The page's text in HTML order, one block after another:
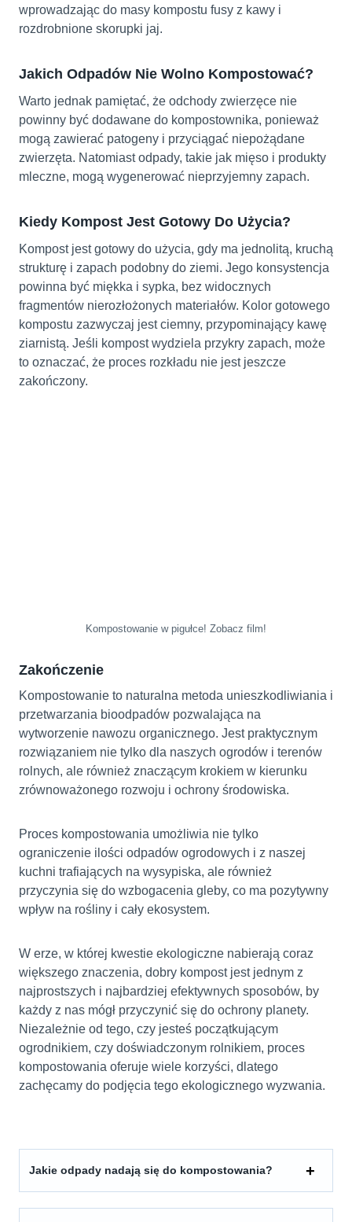
wprowadzając do masy kompostu fusy z kawy i
rozdrobnione skorupki jaj.
Jakich Odpadów Nie Wolno Kompostować?
Warto jednak pamiętać, że odchody zwierzęce nie
powinny być dodawane do kompostownika, ponieważ
mogą zawierać patogeny i przyciągać niepożądane
zwierzęta. Natomiast odpady, takie jak mięso i produkty
mleczne, mogą wygenerować nieprzyjemny zapach.
Kiedy Kompost Jest Gotowy Do Użycia?
Kompost jest gotowy do użycia, gdy ma jednolitą, kruchą
strukturę i zapach podobny do ziemi. Jego konsystencja
powinna być miękka i sypka, bez widocznych
fragmentów nierozłożonych materiałów. Kolor gotowego
kompostu zazwyczaj jest ciemny, przypominający kawę
ziarnistą. Jeśli kompost wydziela przykry zapach, może
to oznaczać, że proces rozkładu nie jest jeszcze
zakończony.
Kompostowanie w pigułce! Zobacz film!
Zakończenie
Kompostowanie to naturalna metoda unieszkodliwiania i
przetwarzania bioodpadów pozwalająca na
wytworzenie nawozu organicznego. Jest praktycznym
rozwiązaniem nie tylko dla naszych ogrodów i terenów
rolnych, ale również znaczącym krokiem w kierunku
zrównoważonego rozwoju i ochrony środowiska.
Proces kompostowania umożliwia nie tylko
ograniczenie ilości odpadów ogrodowych i z naszej
kuchni trafiających na wysypiska, ale również
przyczynia się do wzbogacenia gleby, co ma pozytywny
wpływ na rośliny i cały ekosystem.
W erze, w której kwestie ekologiczne nabierają coraz
większego znaczenia, dobry kompost jest jednym z
najprostszych i najbardziej efektywnych sposobów, by
każdy z nas mógł przyczynić się do ochrony planety.
Niezależnie od tego, czy jesteś początkującym
ogrodnikiem, czy doświadczonym rolnikiem, proces
kompostowania oferuje wiele korzyści, dlatego
zachęcamy do podjęcia tego ekologicznego wyzwania.
Jakie odpady nadają się do kompostowania?